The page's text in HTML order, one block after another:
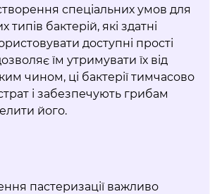
спеціальних умов для
типів бактерій, які здатні
доступні прості
їм утримувати їх від
чином, ці бактерії тимчасово
і забезпечують грибам
його.
пастеризації важливо